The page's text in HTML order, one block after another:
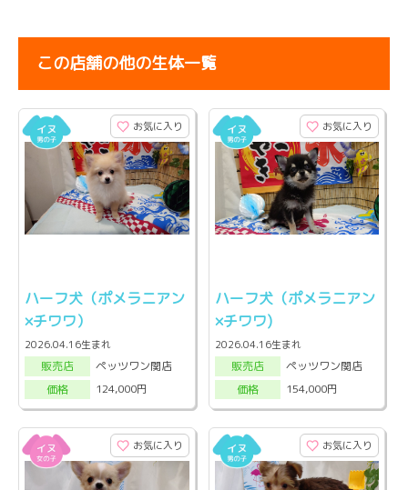
この店舗の他の生体一覧
お気に入り
ハーフ犬（ポメラニアン
×チワワ）
2026.04.16生まれ
販売店
ペッツワン関店
価格
124,000円
お気に入り
ハーフ犬（ポメラニアン
×チワワ)
2026.04.16生まれ
販売店
ペッツワン関店
価格
154,000円
お気に入り お気に入り